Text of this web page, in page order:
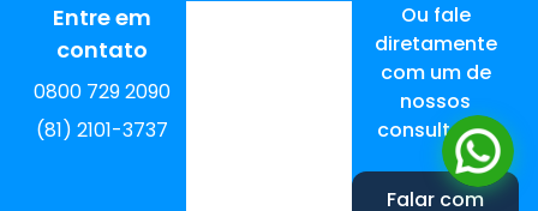
Entre em
contato
0800 729 2090
(81) 2101-3737
Ou fale
diretamente
com um de
nossos
consultores
Falar com